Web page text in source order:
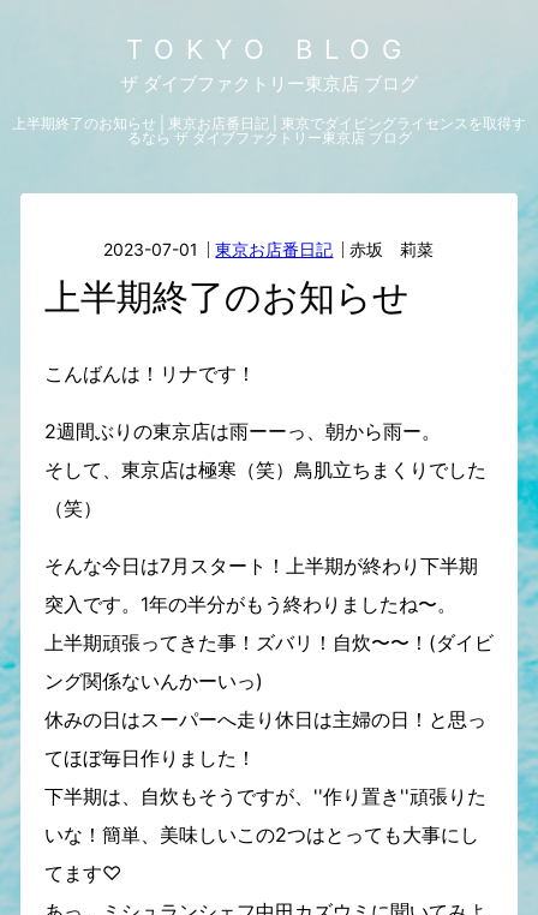
TOKYO BLOG
ザ ダイブファクトリー東京店 ブログ
上半期終了のお知らせ | 東京お店番日記 | 東京でダイビングライセンスを取得す
るなら ザ ダイブファクトリー東京店 ブログ
2023-07-01 東京お店番日記 赤坂 莉菜
上半期終了のお知らせ
こんばんは！リナです！
2週間ぶりの東京店は雨ーーっ、朝から雨ー。
そして、東京店は極寒（笑）鳥肌立ちまくりでした
（笑）
そんな今日は7月スタート！上半期が終わり下半期
突入です。1年の半分がもう終わりましたね〜。
上半期頑張ってきた事！ズバリ！自炊〜〜！(ダイビ
ング関係ないんかーいっ)
休みの日はスーパーへ走り休日は主婦の日！と思っ
てほぼ毎日作りました！
下半期は、自炊もそうですが、''作り置き''頑張りた
いな！簡単、美味しいこの2つはとっても大事にし
てます♡